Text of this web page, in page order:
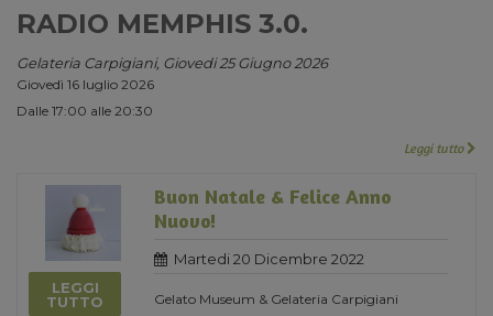
RADIO MEMPHIS 3.0.
Gelateria Carpigiani, Giovedi 25 Giugno 2026
Giovedì 16 luglio 2026
Dalle 17:00 alle 20:30
Leggi tutto
LEGGI
TUTTO
Buon Natale & Felice Anno
Nuovo!
Martedi 20 Dicembre 2022
Gelato Museum & Gelateria Carpigiani